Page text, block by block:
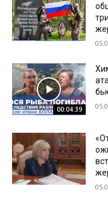
00:04:39